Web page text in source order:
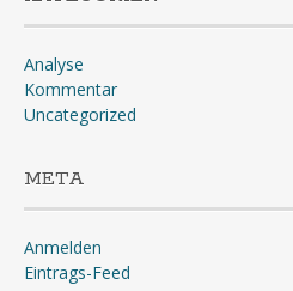
Analyse
Kommentar
Uncategorized
META
Anmelden
Eintrags-Feed